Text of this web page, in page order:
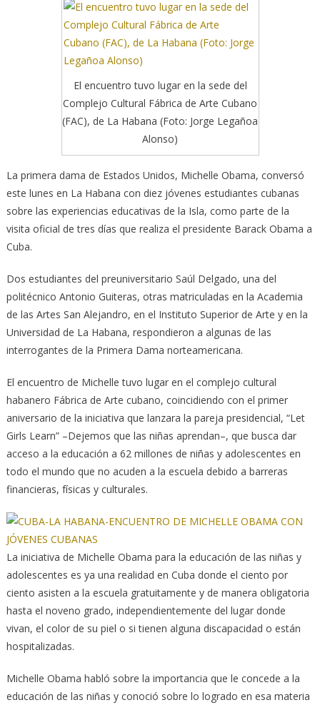
El encuentro tuvo lugar en la sede del
Complejo Cultural Fábrica de Arte Cubano
(FAC), de La Habana (Foto: Jorge Legañoa
Alonso)
La primera dama de Estados Unidos, Michelle Obama, conversó
este lunes en La Habana con diez jóvenes estudiantes cubanas
sobre las experiencias educativas de la Isla, como parte de la
visita oficial de tres días que realiza el presidente Barack Obama a
Cuba.
Dos estudiantes del preuniversitario Saúl Delgado, una del
politécnico Antonio Guiteras, otras matriculadas en la Academia
de las Artes San Alejandro, en el Instituto Superior de Arte y en la
Universidad de La Habana, respondieron a algunas de las
interrogantes de la Primera Dama norteamericana.
El encuentro de Michelle tuvo lugar en el complejo cultural
habanero Fábrica de Arte cubano, coincidiendo con el primer
aniversario de la iniciativa que lanzara la pareja presidencial, “Let
Girls Learn” –Dejemos que las niñas aprendan–, que busca dar
acceso a la educación a 62 millones de niñas y adolescentes en
todo el mundo que no acuden a la escuela debido a barreras
financieras, físicas y culturales.
La iniciativa de Michelle Obama para la educación de las niñas y
adolescentes es ya una realidad en Cuba donde el ciento por
ciento asisten a la escuela gratuitamente y de manera obligatoria
hasta el noveno grado, independientemente del lugar donde
vivan, el color de su piel o si tienen alguna discapacidad o están
hospitalizadas.
Michelle Obama habló sobre la importancia que le concede a la
educación de las niñas y conoció sobre lo logrado en esa materia